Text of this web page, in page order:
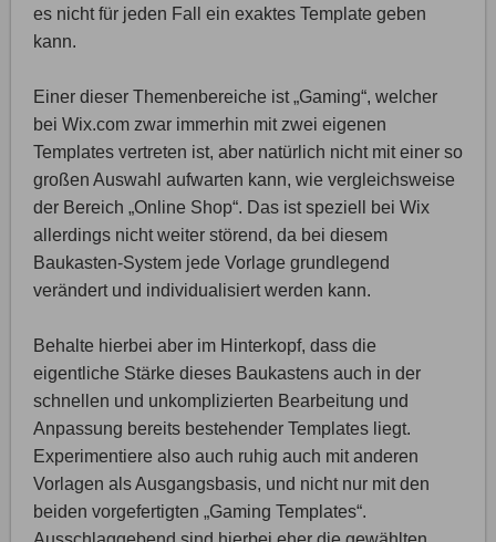
es nicht für jeden Fall ein exaktes Template geben
kann.
Einer dieser Themenbereiche ist „Gaming“, welcher
bei Wix.com zwar immerhin mit zwei eigenen
Templates vertreten ist, aber natürlich nicht mit einer so
großen Auswahl aufwarten kann, wie vergleichsweise
der Bereich „Online Shop“. Das ist speziell bei Wix
allerdings nicht weiter störend, da bei diesem
Baukasten-System jede Vorlage grundlegend
verändert und individualisiert werden kann.
Behalte hierbei aber im Hinterkopf, dass die
eigentliche Stärke dieses Baukastens auch in der
schnellen und unkomplizierten Bearbeitung und
Anpassung bereits bestehender Templates liegt.
Experimentiere also auch ruhig auch mit anderen
Vorlagen als Ausgangsbasis, und nicht nur mit den
beiden vorgefertigten „Gaming Templates“.